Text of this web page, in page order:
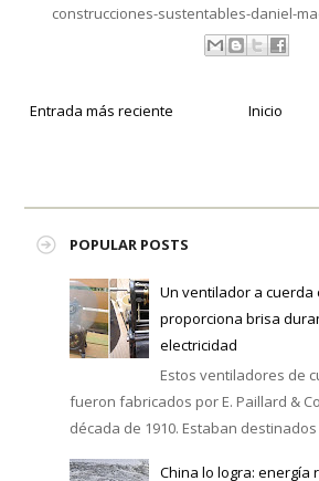
construcciones-sustentables-daniel-
Entrada más reciente Inicio
POPULAR POSTS
Un ventilador a
proporciona brisa
electricidad
Estos ventiladores de
fueron fabricados por E. Paillard &
década de 1910. Estaban destinados
China lo logra: energía